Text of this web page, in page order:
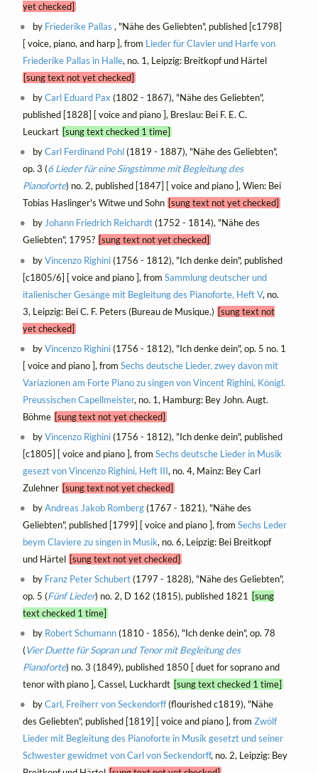
yet checked]
by Friederike Pallas , "Nähe des Geliebten", published [c1798]
[ voice, piano, and harp ], from Lieder für Clavier und Harfe von
Friederike Pallas in Halle, no. 1, Leipzig: Breitkopf und Härtel
[sung text not yet checked]
byCarl Eduard Pax (1802 - 1867), "Nähe des Geliebten",
published [1828] [ voice and piano ], Breslau: Bei F. E. C.
Leuckart [sung text checked 1 time]
byCarl Ferdinand Pohl(1819 - 1887), "Nähe des Geliebten",
op. 3 (6 Lieder für eine Singstimme mit Begleitung des
Pianoforte) no. 2, published [1847] [ voice and piano ], Wien: Bei
Tobias Haslinger's Witwe und Sohn [sung text not yet checked]
byJohann Friedrich Reichardt(1752 - 1814), "Nähe des
Geliebten", 1795? [sung text not yet checked]
byVincenzo Righini(1756 - 1812), "Ich denke dein", published
[c1805/6] [ voice and piano ], from Sammlung deutscher und
italienischer Gesänge mit Begleitung des Pianoforte, Heft V, no.
3, Leipzig: Bei C. F. Peters (Bureau de Musique.) [sung text not
yet checked]
byVincenzo Righini(1756 - 1812), "Ich denke dein", op. 5 no. 1
[ voice and piano ], from Sechs deutsche Lieder, zwey davon mit
Variazionen am Forte Piano zu singen von Vincent Righini, Königl.
Preussischen Capellmeister, no. 1, Hamburg: Bey John. Augt.
Böhme [sung text not yet checked]
byVincenzo Righini(1756 - 1812), "Ich denke dein", published
[c1805] [ voice and piano ], from Sechs deutsche Lieder in Musik
gesezt von Vincenzo Righini, Heft III, no. 4, Mainz: Bey Carl
Zulehner [sung text not yet checked]
byAndreas Jakob Romberg(1767 - 1821), "Nähe des
Geliebten", published [1799] [ voice and piano ], from Sechs Leder
beym Claviere zu singen in Musik, no. 6, Leipzig: Bei Breitkopf
und Härtel [sung text not yet checked]
by Franz Peter Schubert(1797 - 1828), "Nähe des Geliebten",
op. 5 (Fünf Lieder) no. 2, D 162 (1815), published 1821
[sung
text checked 1 time]
by Robert Schumann(1810 - 1856), "Ich denke dein", op. 78
(Vier Duette für Sopran und Tenor mit Begleitung des
Pianoforte) no. 3 (1849), published 1850 [ duet for soprano and
tenor with piano ], Cassel, Luckhardt [sung text checked 1 time]
byCarl, Freiherr von Seckendorff(flourished c1819), "Nähe
des Geliebten", published [1819] [ voice and piano ], from Zwölf
Lieder mit Begleitung des Pianoforte in Musik gesetzt und seiner
Schwester gewidmet von Carl von Seckendorff, no. 2, Leipzig: Bey